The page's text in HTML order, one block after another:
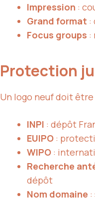
Impression :
Grand format :
Focus groups :
Protection
Un logo neuf doit
INPI : dépôt
EUIPO :
WIPO :
Recherche
dépôt
Nom domaine